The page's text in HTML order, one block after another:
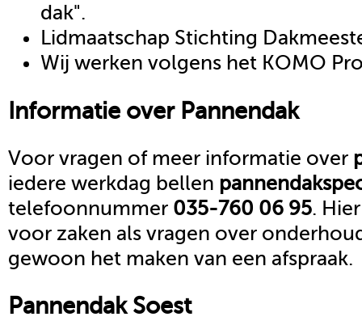
dak".
Lidmaatschap Stichting
Wij werken volgens het KOMO
Informatie over Pannendak
Voor vragen of meer informatie over
iedere werkdag bellen pannendak
telefoonnummer 035-760 06 95.
voor zaken als vragen over
gewoon het maken van een afspraak.
PannendakSoest